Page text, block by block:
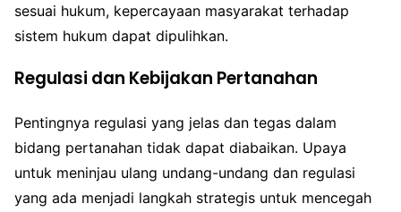
sesuai hukum, kepercayaan masyarakat terhadap
sistem hukum dapat dipulihkan.
Regulasi dan Kebijakan Pertanahan
Pentingnya regulasi yang jelas dan tegas dalam
bidang pertanahan tidak dapat diabaikan. Upaya
untuk meninjau ulang undang-undang dan regulasi
yang ada menjadi langkah strategis untuk mencegah